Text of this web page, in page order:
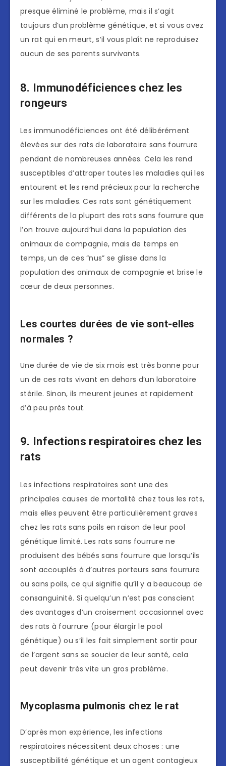
presque éliminé le problème, mais il s’agit
toujours d’un problème génétique, et si vous avez
un rat qui en meurt, s’il vous plaît ne reproduisez
aucun de ses parents survivants.
8. Immunodéficiences chez les
rongeurs
Les immunodéficiences ont été délibérément
élevées sur des rats de laboratoire sans fourrure
pendant de nombreuses années. Cela les rend
susceptibles d’attraper toutes les maladies qui les
entourent et les rend précieux pour la recherche
sur les maladies. Ces rats sont génétiquement
différents de la plupart des rats sans fourrure que
l’on trouve aujourd’hui dans la population des
animaux de compagnie, mais de temps en
temps, un de ces “nus” se glisse dans la
population des animaux de compagnie et brise le
cœur de deux personnes.
Les courtes durées de vie sont-elles
normales ?
Une durée de vie de six mois est très bonne pour
un de ces rats vivant en dehors d’un laboratoire
stérile. Sinon, ils meurent jeunes et rapidement
d’à peu près tout.
9. Infections respiratoires chez les
rats
Les infections respiratoires sont une des
principales causes de mortalité chez tous les rats,
mais elles peuvent être particulièrement graves
chez les rats sans poils en raison de leur pool
génétique limité. Les rats sans fourrure ne
produisent des bébés sans fourrure que lorsqu’ils
sont accouplés à d’autres porteurs sans fourrure
ou sans poils, ce qui signifie qu’il y a beaucoup de
consanguinité. Si quelqu’un n’est pas conscient
des avantages d’un croisement occasionnel avec
des rats à fourrure (pour élargir le pool
génétique) ou s’il les fait simplement sortir pour
de l’argent sans se soucier de leur santé, cela
peut devenir très vite un gros problème.
Mycoplasma pulmonis chez le rat
D’après mon expérience, les infections
respiratoires nécessitent deux choses : une
susceptibilité génétique et un agent contagieux